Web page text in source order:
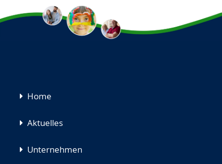
Navigation
Home
Aktuelles
Unternehmen